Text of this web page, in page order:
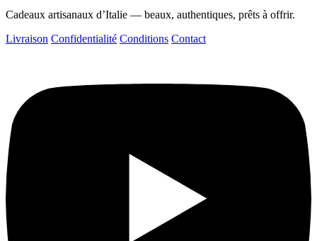
Cadeaux artisanaux d’Italie — beaux, authentiques, prêts à offrir.
Livraison Confidentialité Conditions Contact